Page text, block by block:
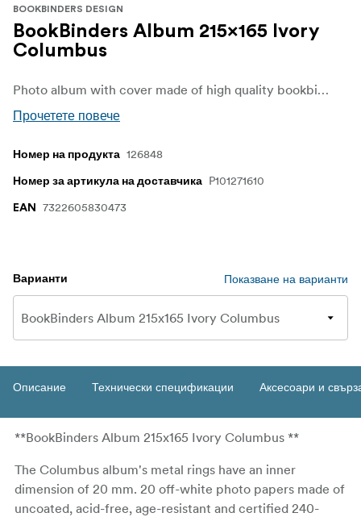
BOOKBINDERS DESIGN
BookBinders Album 215x165 Ivory
Columbus
Photo album with cover made of high quality bookbinding tissue.
Прочетете повече
Номер на продукта 126848
Номер за артикула на доставчика P101271610
EAN 7322605830473
Варианти Показване на варианти
Описание Технически спецификации Аксесоари и
**BookBinders Album 215x165 Ivory Columbus **
The Columbus album's metal rings have an inner
dimension of 20 mm. 20 off-white photo papers made of
uncoated, acid-free, age-resistant and certified 240-